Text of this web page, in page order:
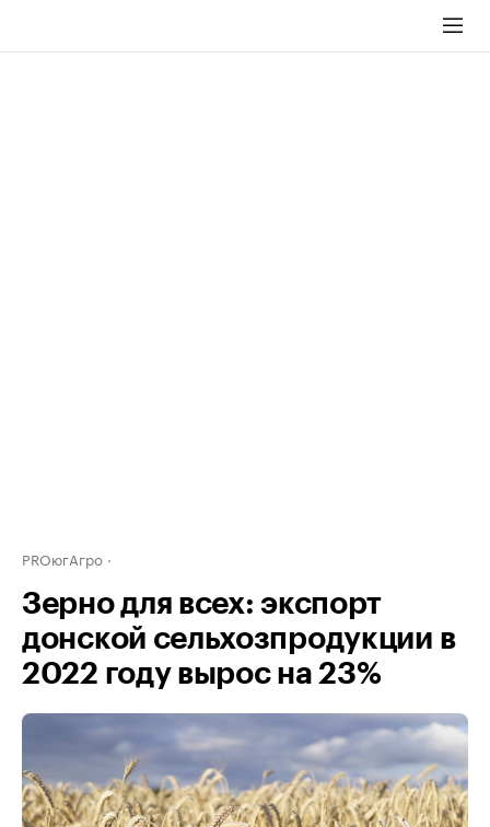
PROюгАгро
Зерно для всех: экспорт
донской сельхозпродукции в
2022 году вырос на 23%